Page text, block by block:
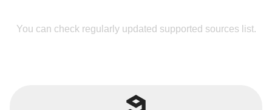
You can check regularly updated supported sources list.